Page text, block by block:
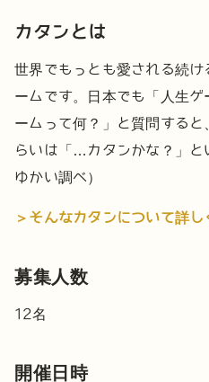
カタンとは
世界でもっとも愛される続
ームです。
日本でも「人生
ームって何？」と質問すると
らいは「…カタンかな？」と
ゆかい調べ）
＞そんなカタンについて詳
募集人数
12名
開催日時